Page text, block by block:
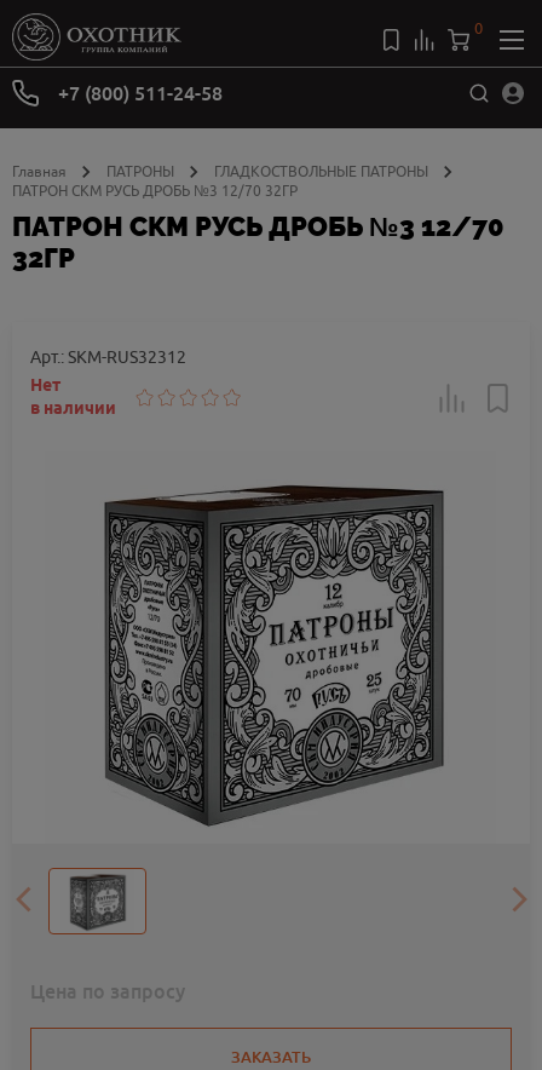
+7 (800) 511-24-58
0
Главная ПАТРОНЫ
ГЛАДКОСТВОЛЬНЫЕ ПАТРОНЫ
ПАТРОН СКМ РУСЬ ДРОБЬ №3 12/70 32ГР
ПАТРОН СКМ РУСЬ ДРОБЬ №3 12/70
32ГР
Арт.: SKM-RUS32312
Нет
в наличии
Цена по запросу
ЗАКАЗАТЬ